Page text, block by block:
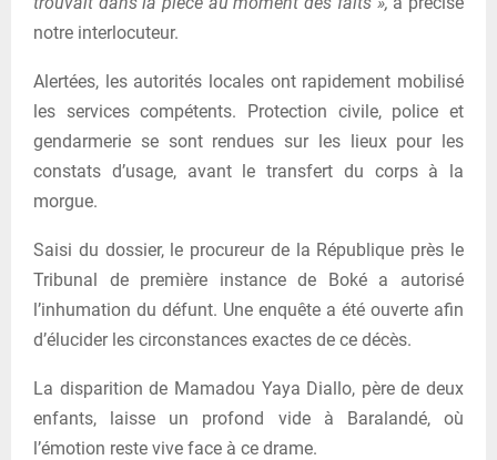
notre interlocuteur.
Alertées, les autorités locales ont rapidement mobilisé
les services compétents. Protection civile, police et
gendarmerie se sont rendues sur les lieux pour les
constats d’usage, avant le transfert du corps à la
morgue.
Saisi du dossier, le procureur de la République près le
Tribunal de première instance de Boké a autorisé
l’inhumation du défunt. Une enquête a été ouverte afin
d’élucider les circonstances exactes de ce décès.
La disparition de Mamadou Yaya Diallo, père de deux
enfants, laisse un profond vide à Baralandé, où
l’émotion reste vive face à ce drame.